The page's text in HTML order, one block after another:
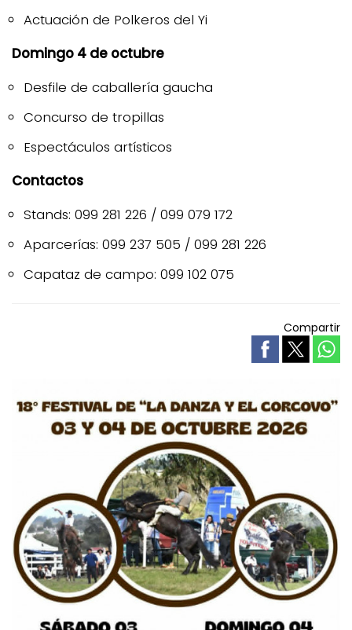
Actuación de Polkeros del Yi
Domingo 4 de octubre
Desfile de caballería gaucha
Concurso de tropillas
Espectáculos artísticos
Contactos
Stands: 099 281 226 / 099 079 172
Aparcerías: 099 237 505 / 099 281 226
Capataz de campo: 099 102 075
Compartir